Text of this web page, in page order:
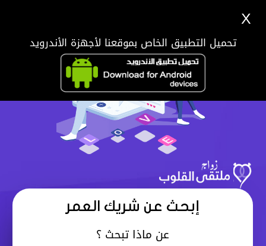
إبحث عن شريك العمر
عن ماذا تبحث ؟
X
تحميل التطبيق الخاص بموقعنا لأجهزة الأندرويد